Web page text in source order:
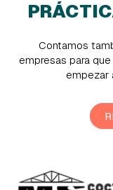
Contamos
empresas para
empezar